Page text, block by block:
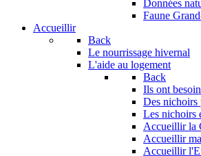
Données
Faune
Accueillir
Back
Le nourrissage hivernal
L'aide au logement
Back
Ils ont
Des nichoirs
Les nichoirs
Accueillir la
Accueillir
Accueillir